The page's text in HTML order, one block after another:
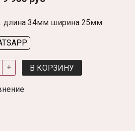
длина 34мм ширина 25мм
В КОРЗИНУ